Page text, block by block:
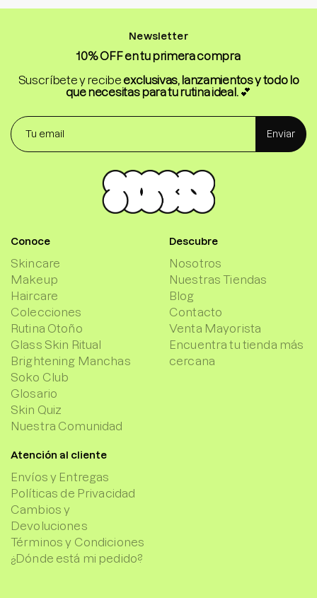
Newsletter
10% OFF en tu primera compra
Suscríbete y recibeexclusivas, lanzamientos y todo lo
que necesitas para tu rutina ideal.💕
Enviar
Conoce
Skincare
Makeup
Haircare
Colecciones
Rutina Otoño
Glass Skin Ritual
Brightening Manchas
Soko Club
Glosario
Skin Quiz
Nuestra Comunidad
Descubre
Nosotros
Nuestras Tiendas
Blog
Contacto
Venta Mayorista
Encuentra tu tienda más
cercana
Atención al cliente
Envíos y Entregas
Políticas de Privacidad
Cambios y
Devoluciones
Términos y Condiciones
¿Dónde está mi pedido?